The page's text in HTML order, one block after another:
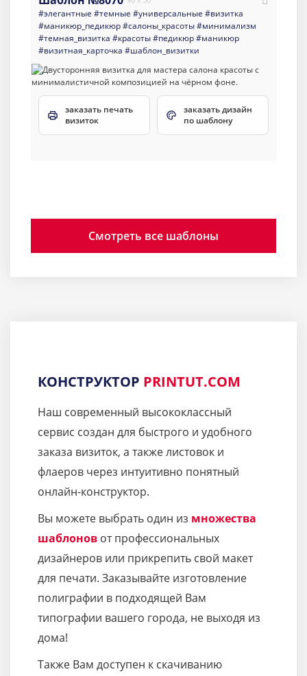
#элегантные #темные #универсальные #визитка
#маникюр_педикюр#салоны_красоты#минимализм
#темная_визитка #красоты#педикюр#маникюр
#визитная_карточка #шаблон_визитки
заказать печать
визиток
заказать дизайн
по шаблону
Смотреть все шаблоны
КОНСТРУКТОР PRINTUT.COM
Наш современный высококлассный
сервис создан для быстрого и удобного
заказа визиток, а также листовок и
флаеров через интуитивно понятный
онлайн-конструктор.
Вы можете выбрать один из множества
шаблонов от профессиональных
дизайнеров или прикрепить свой макет
для печати. Заказывайте изготовление
полиграфии в подходящей Вам
типографии вашего города, не выходя из
дома!
Также Вам доступен к скачиванию